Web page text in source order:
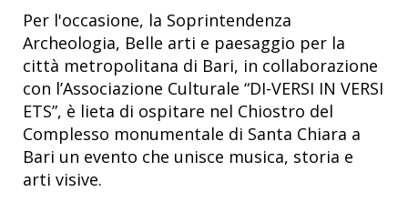
Per l'occasione, la Soprintendenza
Archeologia, Belle arti e paesaggio per la
città metropolitana di Bari, in collaborazione
con l’Associazione Culturale “DI-VERSI IN VERSI
ETS”, è lieta di ospitare nel Chiostro del
Complesso monumentale di Santa Chiara a
Bari un evento che unisce musica, storia e
arti visive.